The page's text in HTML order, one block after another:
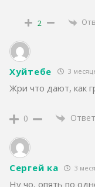
2
Хуйтебе 3
Жри что дают, как
0
Сергей ка 3
Ну чо, опять по